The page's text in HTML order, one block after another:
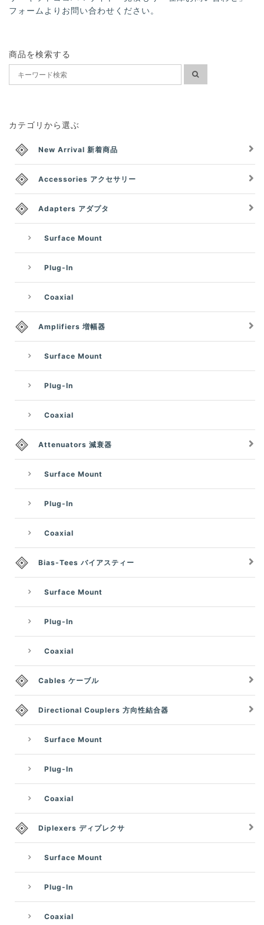
フォームよりお問い合わせください。
商品を検索する
カテゴリから選ぶ
New Arrival 新着商品
Accessories アクセサリー
Adapters アダプタ
Surface Mount
Plug-In
Coaxial
Amplifiers 増幅器
Surface Mount
Plug-In
Coaxial
Attenuators 減衰器
Surface Mount
Plug-In
Coaxial
Bias-Tees バイアスティー
Surface Mount
Plug-In
Coaxial
Cables ケーブル
Directional Couplers 方向性結合器
Surface Mount
Plug-In
Coaxial
Diplexers ディプレクサ
Surface Mount
Plug-In
Coaxial